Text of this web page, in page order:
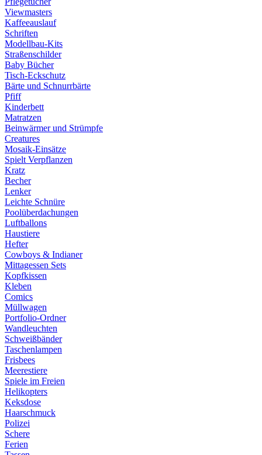
Viewmasters
Kaffeeauslauf
Schriften
Modellbau-Kits
Straßenschilder
Baby Bücher
Tisch-Eckschutz
Bärte und Schnurrbärte
Pfiff
Kinderbett
Matratzen
Beinwärmer und Strümpfe
Creatures
Mosaik-Einsätze
Spielt Verpflanzen
Kratz
Becher
Lenker
Leichte Schnüre
Poolüberdachungen
Luftballons
Haustiere
Hefter
Cowboys & Indianer
Mittagessen Sets
Kopfkissen
Kleben
Comics
Müllwagen
Portfolio-Ordner
Wandleuchten
Schweißbänder
Taschenlampen
Frisbees
Meerestiere
Spiele im Freien
Helikopters
Keksdose
Haarschmuck
Polizei
Schere
Ferien